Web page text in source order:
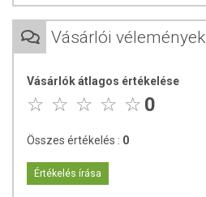
ÖSSZETEVŐK
TOVÁBBI TUDNIVALÓK
Forgalmazó:Vitaking Kft.
Vásárlói vélemények
Vásárlók átlagos értékelése
0
Összes értékelés : 0
Értékelés írása